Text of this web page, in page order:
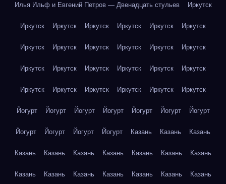
Илья Ильф и Евгений Петров — Двенадцать стульев Иркутск
Иркутск Иркутск Иркутск Иркутск Иркутск Иркутск
Иркутск Иркутск Иркутск Иркутск Иркутск Иркутск
Иркутск Иркутск Иркутск Иркутск Иркутск Иркутск
Иркутск Иркутск Иркутск Иркутск Иркутск Иркутск
Йогурт Йогурт Йогурт Йогурт Йогурт Йогурт Йогурт
Йогурт Йогурт Йогурт Йогурт Казань Казань Казань
Казань Казань Казань Казань Казань Казань Казань
Казань Казань Казань Казань Казань Казань Казань